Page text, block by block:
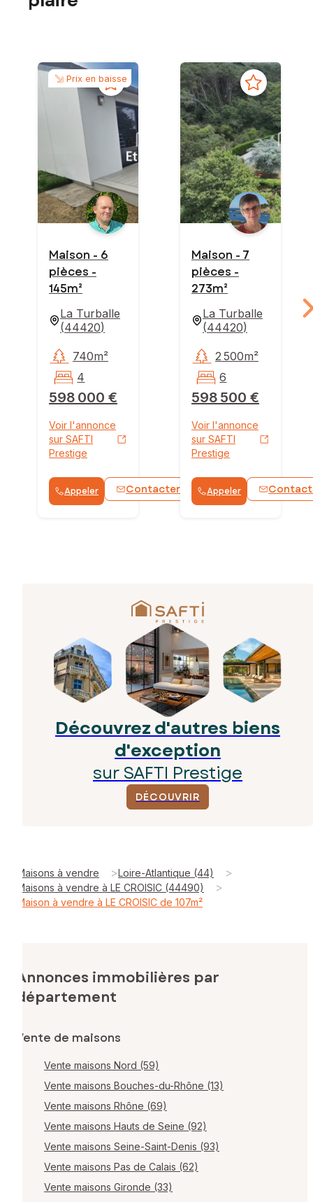
Prix en baisse
Maison - 6
pièces -
145m²
La Turballe
(44420)
598 000 €
740m²
4
Voir l'annonce
sur SAFTI
Prestige
Appeler Contacter WhatsApp
Maison - 7
pièces -
273m²
La Turballe
(44420)
598 500 €
2 500m²
6
Voir l'annonce
sur SAFTI
Prestige
Appeler
Découvrez d'autres biens
d'exception
sur SAFTI Prestige
DÉCOUVRIR
Maisons à vendre >Loire-Atlantique (44) >
Maisons à vendre à LE CROISIC (44490) >
Maison à vendre à LE CROISIC de 107m²
Annonces immobilières par
département
Vente de maisons
Vente maisons Nord (59)
Vente maisons Bouches-du-Rhône (13)
Vente maisons Rhône (69)
Vente maisons Hauts de Seine (92)
Vente maisons Seine-Saint-Denis (93)
Vente maisons Pas de Calais (62)
Vente maisons Gironde (33)